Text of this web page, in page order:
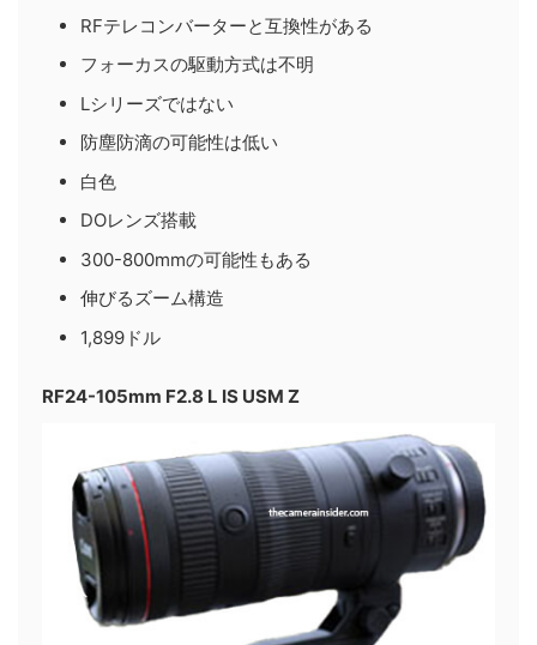
RFテレコンバーターと互換性がある
フォーカスの駆動方式は不明
Lシリーズではない
防塵防滴の可能性は低い
白色
DOレンズ搭載
300-800mmの可能性もある
伸びるズーム構造
1,899ドル
RF24-105mm F2.8 L IS USM Z